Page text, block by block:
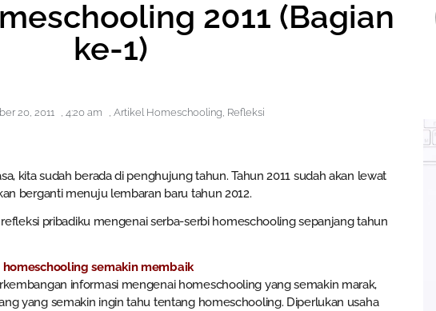
2011 (Bagian
ke-1)
20, 2011 , 4:20 am , Artikel Homeschooling, Refleksi
kita sudah berada di penghujung tahun. Tahun 2011 sudah akan lewat
berganti menuju lembaran baru tahun 2012.
pribadiku mengenai serba-serbi homeschooling sepanjang tahun
homeschooling semakin membaik
informasi mengenai homeschooling yang semakin marak,
yang semakin ingin tahu tentang homeschooling. Diperlukan usaha